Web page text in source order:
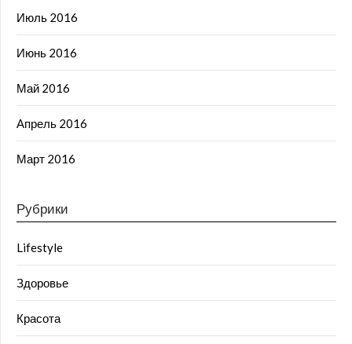
Июль 2016
Июнь 2016
Май 2016
Апрель 2016
Март 2016
Рубрики
Lifestyle
Здоровье
Красота